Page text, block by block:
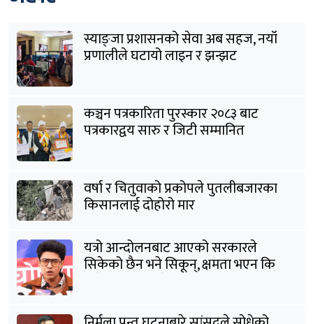
भर्खरै
स्याङ्जा प्रशासनको सेवा अब सहज, नयाँ
कञ्चन पत्रकारिता पुरस्कार २०८३ बाट
वर्षा र चितुवाको प्रकोपले पुतलीबजारका
किसानलाई दोहोरो मार
यत्रो आन्दोलनबाट आएको सरकारले
विवेक भएन कि के भएन ?: मिराज ढुंगाना